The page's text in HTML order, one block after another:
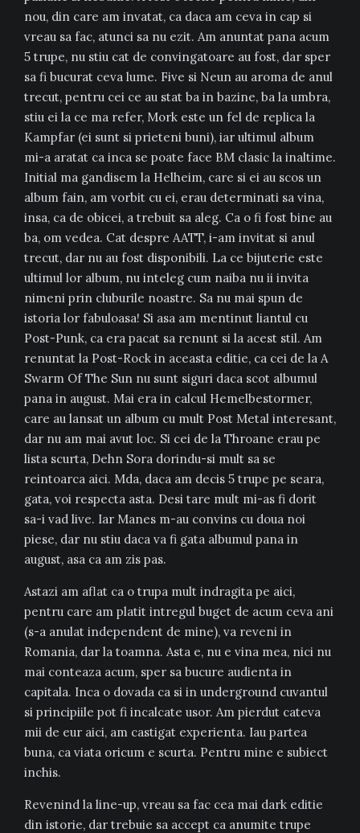
nou, din care am invatat, ca daca am ceva in cap si
vreau sa fac, atunci sa nu ezit. Am anuntat pana acum
5 trupe, nu stiu cat de convingatoare au fost, dar sper
sa fi bucurat ceva lume. Five si Neun au aroma de anul
trecut, pentru cei ce au stat ba in bazine, ba la umbra,
stiu ei la ce ma refer, Mork este un fel de replica la
Kampfar (ei sunt si prieteni buni), iar ultimul album
mi-a aratat ca inca se poate face BM clasic la inaltime.
Initial ma gandisem la Helheim, care si ei au scos un
album fain, am vorbit cu ei, erau determinati sa vina,
insa, ca de obicei, a trebuit sa aleg. Ca o fi fost bine au
ba, om vedea. Cat despre AATT, i-am invitat si anul
trecut, dar nu au fost disponibili. La ce bijuterie este
ultimul lor album, nu inteleg cum naiba nu ii invita
nimeni prin cluburile noastre. Sa nu mai spun de
istoria lor fabuloasa! Si asa am mentinut liantul cu
Post-Punk, ca era pacat sa renunt si la acest stil. Am
renuntat la Post-Rock in aceasta editie, ca cei de la A
Swarm Of The Sun nu sunt siguri daca scot albumul
pana in august. Mai era in calcul Hemelbestormer,
care au lansat un album cu mult Post Metal interesant,
dar nu am mai avut loc. Si cei de la Throane erau pe
lista scurta, Dehn Sora dorindu-si mult sa se
reintoarca aici. Mda, daca am decis 5 trupe pe seara,
gata, voi respecta asta. Desi tare mult mi-as fi dorit
sa-i vad live. Iar Manes m-au convins cu doua noi
piese, dar nu stiu daca va fi gata albumul pana in
august, asa ca am zis pas.
Astazi am aflat ca o trupa mult indragita pe aici,
pentru care am platit intregul buget de acum ceva ani
(s-a anulat independent de mine), va reveni in
Romania, dar la toamna. Asta e, nu e vina mea, nici nu
mai conteaza acum, sper sa bucure audienta in
capitala. Inca o dovada ca si in underground cuvantul
si principiile pot fi incalcate usor. Am pierdut cateva
mii de eur aici, am castigat experienta. Iau partea
buna, ca viata oricum e scurta. Pentru mine e subiect
inchis.
Revenind la line-up, vreau sa fac cea mai dark editie
din istorie, dar trebuie sa accept ca anumite trupe